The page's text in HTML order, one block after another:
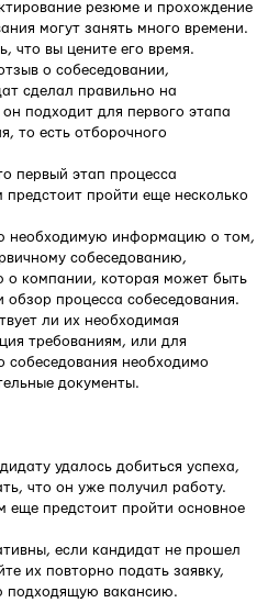
резюме и прохождение
могут занять много времени.
что вы цените его время.
о собеседовании,
сделал правильно на
подходит для первого этапа
то есть отборочного
первый этап процесса
предстоит пройти еще несколько
необходимую информацию о том,
собеседованию,
компании, которая может быть
обзор процесса собеседования.
ли их необходимая
требованиям, или для
собеседования необходимо
документы.
удалось добиться успеха,
что он уже получил работу.
еще предстоит пройти основное
если кандидат не прошел
их повторно подать заявку,
подходящую вакансию.